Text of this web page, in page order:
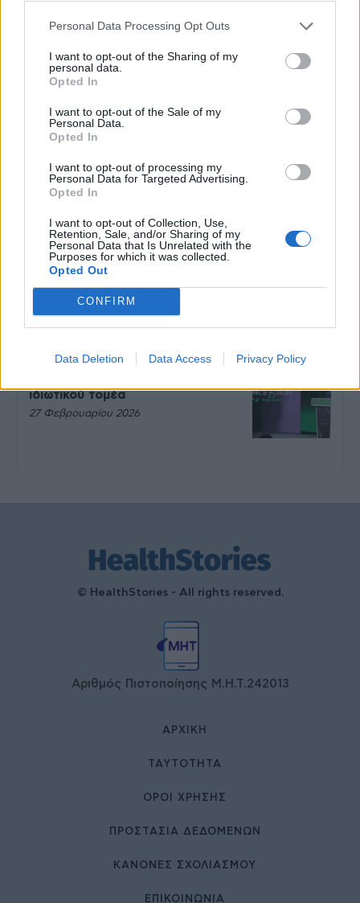
Personal Data Processing Opt Outs
I want to opt-out of the Sharing of my
personal data.
Opted In
I want to opt-out of the Sale of my
Personal Data.
Opted In
I want to opt-out of processing my
Personal Data for Targeted Advertising.
Opted In
I want to opt-out of Collection, Use,
Retention, Sale, and/or Sharing of my
Personal Data that Is Unrelated with the
Purposes for which it was collected.
Opted Out
CONFIRM
Data Deletion Data Access Privacy Policy
Πάνω από 100 μωρά έχουν
γεννηθεί μέσω εξωσωματικής, με
την υποστήριξη της Be-Live
Μεταπροπονητική πείνα: Ο λόγος
που θέλεις να καταβροχθίσεις τα
πάντα μετά την άσκηση
Ωρίων – Σπάνια νοσήματα
συνδέονται με μνημεία που
διαμόρφωσαν την ιστορία και το
πνεύμα της χώρας μας
Γεωργιάδης: Πολλαπλά οφέλη από
ιδιωτικού τομέα
27 Φεβρουαρίου 2026
© HealthStories - All rights reserved.
Αριθμός Πιστοποίησης Μ.Η.Τ.242013
ΑΡΧΙΚΉ
ΤΑΥΤΌΤΗΤΑ
ΌΡΟΙ ΧΡΉΣΗΣ
ΠΡΟΣΤΑΣΙΑ ΔΕΔΟΜΕΝΩΝ
ΚΑΝΟΝΕΣ ΣΧΟΛΙΑΣΜΟΥ
ΕΠΙΚΟΙΝΩΝΊΑ